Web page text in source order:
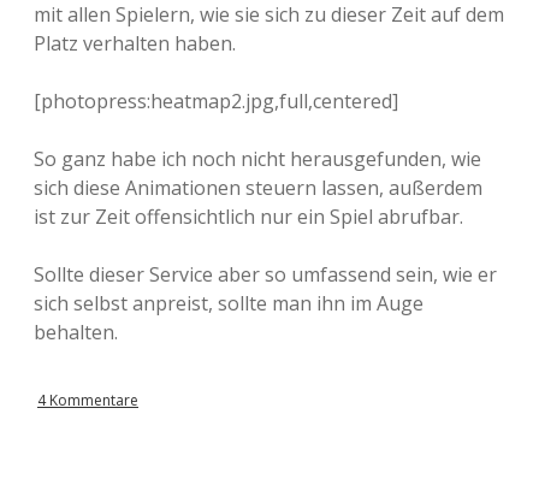
mit allen Spielern, wie sie sich zu dieser Zeit auf dem
Platz verhalten haben.
[photopress:heatmap2.jpg,full,centered]
So ganz habe ich noch nicht herausgefunden, wie
sich diese Animationen steuern lassen, außerdem
ist zur Zeit offensichtlich nur ein Spiel abrufbar.
Sollte dieser Service aber so umfassend sein, wie er
sich selbst anpreist, sollte man ihn im Auge
behalten.
4 Kommentare